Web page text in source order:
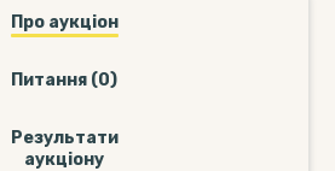
Про аукціон
Питання (0)
Результати
аукціону